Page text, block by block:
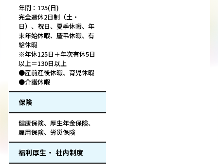
年間：125(日)
完全週休2日制（土・
日）、祝日、夏季休暇、年
末年始休暇、慶弔休暇、有
給休暇
※年休125日＋年次有休5日
以上＝130日以上
●産前産後休暇、育児休暇
●介護休暇
保険
健康保険、厚生年金保険、
雇用保険、労災保険
福利厚生・ 社内制度